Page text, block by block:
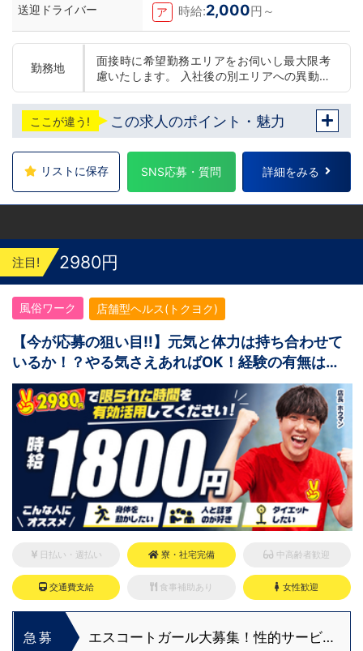
送迎ドライバー ア 時給:2,000円～
勤務地
面接時に希望勤務エリアをお伺いし最大限考
慮いたします。 入社後の別エリアへの異動の
可否の選択可能です。(変更は随時可能です)
東京 五反田：五反田駅から徒歩2分 池袋：池
袋駅西口から徒歩2分 吉原：三ノ輪駅から徒
歩8分 神奈川 横浜：京急線黄金町駅から徒歩
8分 茨城 水戸：水戸駅からバス5分 北海道 札
幌：すすきの駅から徒歩5分 中国・四国 鳥
ここが違う! この求人のポイント・魅力
リストに保存 SNS応募・質問 詳細をみる
注目! 2980円
風俗ワーク 店舗型ヘルス(トクヨク)
【今が応募の狙い目‼】元気と体力は持ち合わせて
いるか！？やる気さえあればOK！経験の有無は関
係なし！
日払い・週払い 寮・社宅完備 中高齢者歓迎
交通費支給 食事補助あり 女性歓迎
急募
エスコートガール大募集！性的サービス